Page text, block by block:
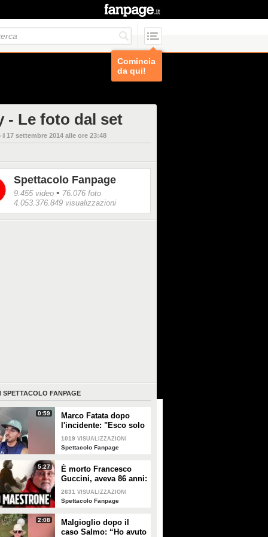
Comincia
da qui!
- Le foto dal set
il 17 settembre 2014 alle ore 23:48
Spettacolo Fanpage
9.455 video • 76.076 foto
4.053.376.849 visualizzazioni
SPETTACOLO FANPAGE
0:59
Marco Fatata dopo
l'incidente: "Esco solo
di sera, i primi tempi
non riuscivo a
1019 VISUALIZZAZIONI
Spettacolo Fanpage
5:27
È morto Francesco
Guccini, aveva 86 anni:
è stato uno dei
cantautori più
2631 VISUALIZZAZIONI
Spettacolo Fanpage
2:08
Malgioglio dopo il
caso Salmo: “Ho avuto